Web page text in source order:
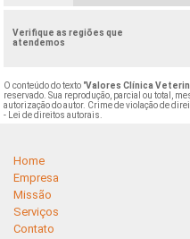
Verifique as regiões que
atendemos
O conteúdo do texto "Valores Clínica
reservado. Sua reprodução, parcial ou total,
autorização do autor. Crime de violação de
- Lei de direitos autorais
Home
Empresa
Missão
Serviços
Contato